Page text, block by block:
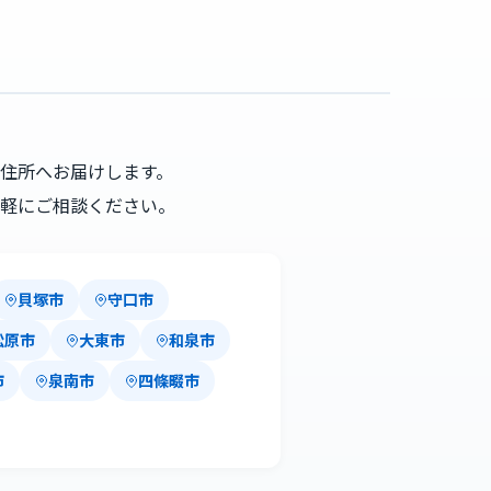
へお届けします。
にご相談ください。
貝塚市
守口市
原市
大東市
和泉市
泉南市 四條畷市